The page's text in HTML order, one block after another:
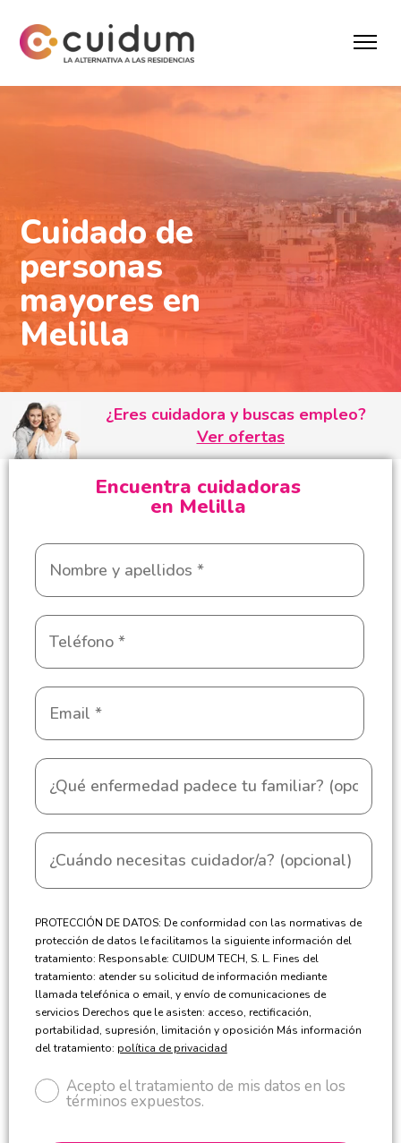
Cuidado de
personas
mayores en
Melilla
¿Eres cuidadora y buscas empleo?
Ver ofertas
Encuentra cuidadoras
en Melilla
PROTECCIÓN DE DATOS: De conformidad con las normativas de
protección de datos le facilitamos la siguiente información del
tratamiento: Responsable: CUIDUM TECH, S. L. Fines del
tratamiento: atender su solicitud de información mediante
llamada telefónica o email, y envío de comunicaciones de
servicios Derechos que le asisten: acceso, rectificación,
portabilidad, supresión, limitación y oposición Más información
del tratamiento: política de privacidad
Acepto el tratamiento de mis datos en los
términos expuestos.